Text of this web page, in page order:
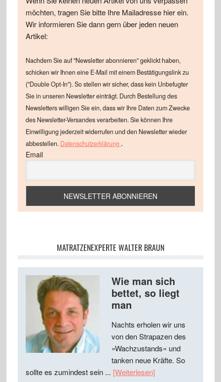
möchten, tragen Sie bitte Ihre Mailadresse hier ein.
Wir informieren Sie dann gern über jeden neuen
Artikel:
Nachdem Sie auf "Newsletter abonnieren" geklickt haben,
schicken wir Ihnen eine E-Mail mit einem Bestätigungslink zu
("Double Opt-In"). So stellen wir sicher, dass kein Unbefugter
Sie in unseren Newsletter einträgt. Durch Bestellung des
Newsletters willigen Sie ein, dass wir Ihre Daten zum Zwecke
des Newsletter-Versandes verarbeiten. Sie können Ihre
Einwilligung jederzeit widerrufen und den Newsletter wieder
abbestellen. Datenschutzerklärung .
Email
MATRATZENEXPERTE WALTER BRAUN
Wie man sich
bettet, so liegt
man
Nachts erholen wir uns
von den Strapazen des
»Wachzustands« und
tanken neue Kräfte. So
sollte es zumindest sein ... [Weiterlesen]